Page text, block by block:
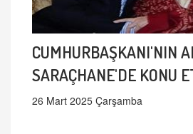
CUMHURBAŞKANI'NIN
SARAÇHANE'DE KONU
26 Mart 2025 Çarşamba